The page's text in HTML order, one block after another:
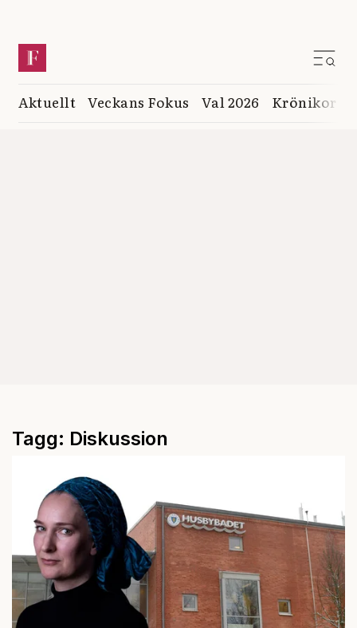
Aktuellt Veckans Fokus Val 2026 Krönikor
Tagg: Diskussion